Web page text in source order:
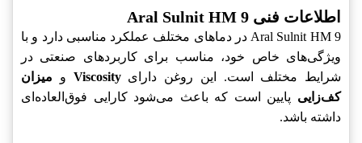
اطلاعات فنی Aral Sulnit HM 9
Aral Sulnit HM 9 در دماهای مختلف عملکرد مناسبی دارد و با
ویژگی‌های خاص خود، مناسب برای کاربردهای صنعتی در
شرایط مختلف است. این روغن دارایViscosity و میزان
کف‌زایی پایین است که باعث می‌شود کارایی فوق‌العاده‌ای
داشته باشد.